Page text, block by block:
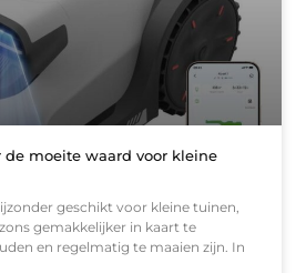
de moeite waard voor kleine
geschikt voor kleine tuinen,
gemakkelijker in kaart te
en regelmatig te maaien zijn. In